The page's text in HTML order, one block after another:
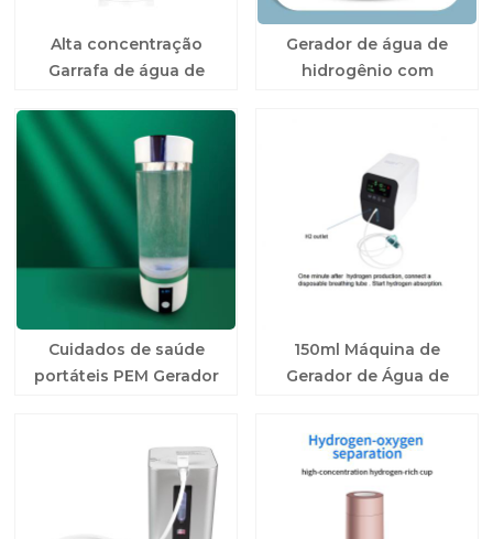
Alta concentração
Garrafa de água de
Gerador de água de
hidrogênio com
Cuidados de saúde
portáteis PEM Gerador
150ml Máquina de
Gerador de Água de